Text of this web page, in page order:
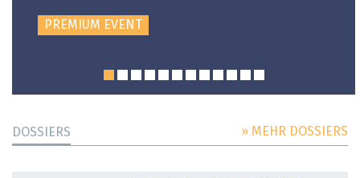
PREMIUM EVENT
DOSSIERS » MEHR DOSSIERS